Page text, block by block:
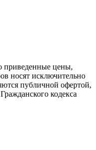
приведенные цены,
носят исключительно
публичной офертой,
кодекса